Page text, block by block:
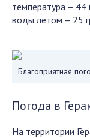
температура – 44
воды летом – 25
Благоприятная
Погода в
На территории